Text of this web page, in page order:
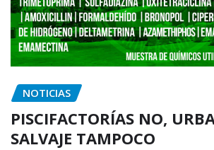
NOTICIAS
PISCIFACTORÍAS NO,
SALVAJE TAMPOCO